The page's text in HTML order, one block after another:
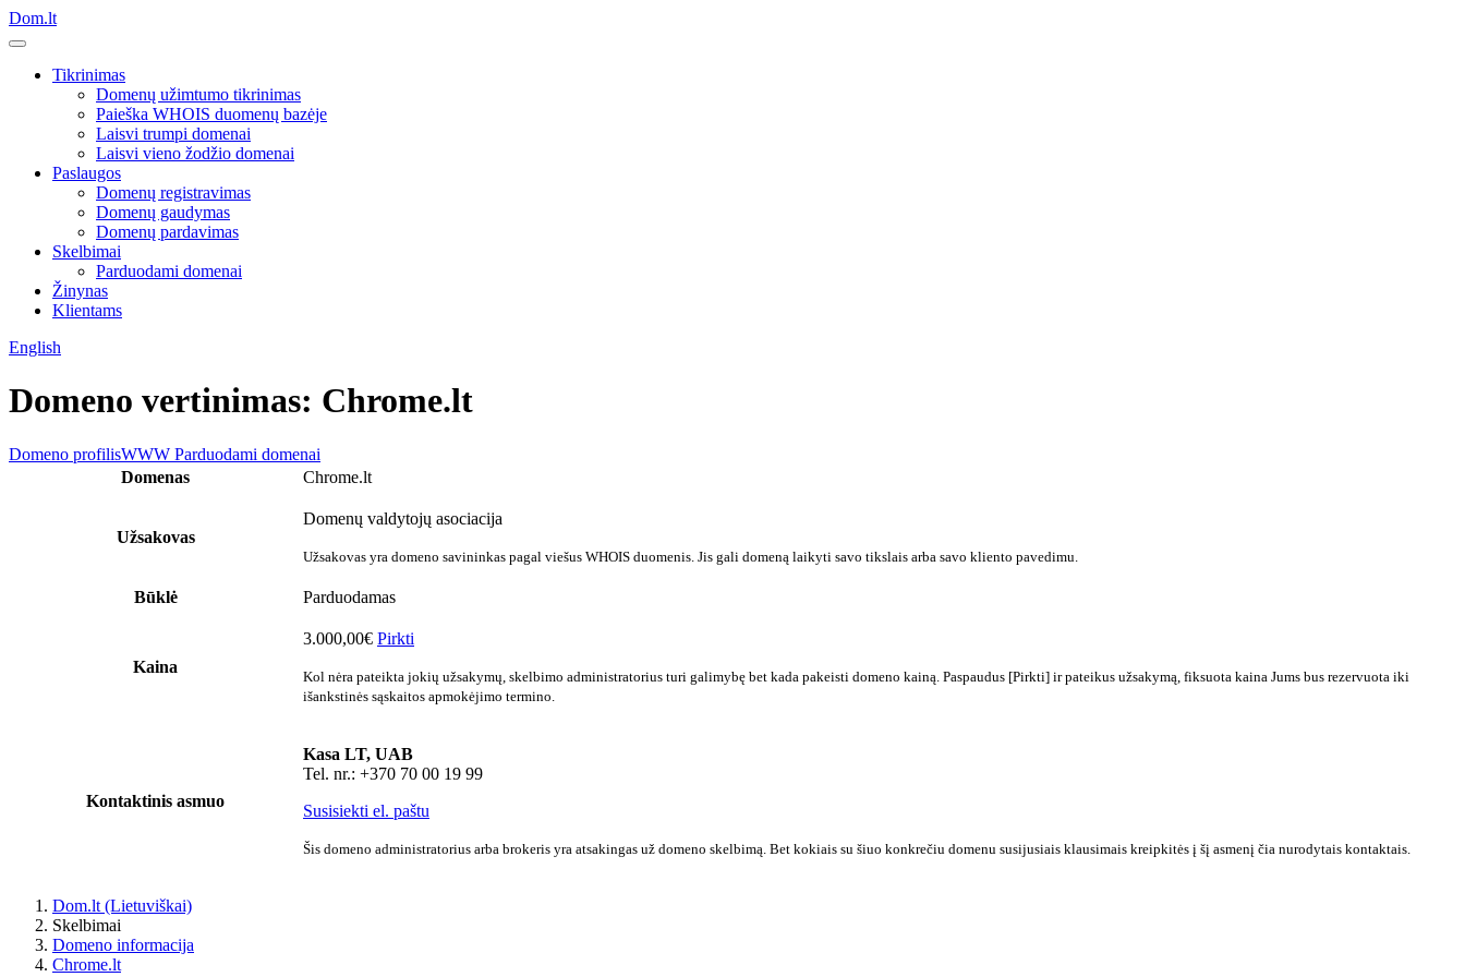
Dom.lt
Tikrinimas
Domenų užimtumo tikrinimas
Paieška WHOIS duomenų bazėje
Laisvi trumpi domenai
Laisvi vieno žodžio domenai
Paslaugos
Domenų registravimas
Domenų gaudymas
Domenų pardavimas
Skelbimai
Parduodami domenai
Žinynas
Klientams
English
Domeno vertinimas: Chrome.lt
Domeno profilisWWW Parduodami domenai
Domenas
Chrome.lt
Užsakovas
Domenų valdytojų asociacija
Užsakovas yra domeno savininkas pagal viešus WHOIS duomenis. Jis gali domeną laikyti savo tikslais arba savo kliento pavedimu.
Būklė Parduodamas
Kaina
3.000,00€ Pirkti
Kol nėra pateikta jokių užsakymų, skelbimo administratorius turi galimybę bet kada pakeisti domeno kainą. Paspaudus [Pirkti] ir pateikus užsakymą, fiksuota kaina Jums bus rezervuota iki
išankstinės sąskaitos apmokėjimo termino.
Kontaktinis asmuo
Kasa LT, UAB
Tel. nr.: +370 70 00 19 99
Susisiekti el. paštu
Šis domeno administratorius arba brokeris yra atsakingas už domeno skelbimą. Bet kokiais su šiuo konkrečiu domenu susijusiais klausimais kreipkitės į šį asmenį čia nurodytais kontaktais.
Dom.lt (Lietuviškai)
Skelbimai
Domeno informacija
Chrome.lt